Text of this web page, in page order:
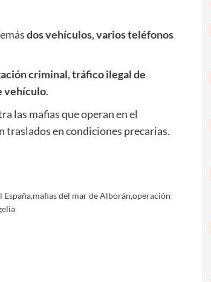
dos vehículos,varios teléfonos
criminal,tráfico ilegal de
vehículo.
las mafias que operan en el
traslados en condiciones precarias.
España,mafias del mar de Alborán,operación